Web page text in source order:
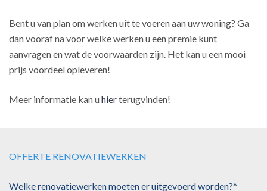
Bent u van plan om werken uit te voeren aan uw woning? Ga
dan vooraf na voor welke werken u een premie kunt
aanvragen en wat de voorwaarden zijn. Het kan u een mooi
prijs voordeel opleveren!
Meer informatie kan uhierterugvinden!
OFFERTE RENOVATIEWERKEN
Welke renovatiewerken moeten er uitgevoerd worden?*